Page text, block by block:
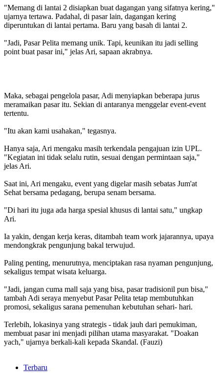
"Memang di lantai 2 disiapkan buat dagangan yang sifatnya kering,"
ujarnya tertawa. Padahal, di pasar lain, dagangan kering
diperuntukan di lantai pertama. Baru yang basah di lantai 2.
"Jadi, Pasar Pelita memang unik. Tapi, keunikan itu jadi selling
point buat pasar ini," jelas Ari, sapaan akrabnya.
Maka, sebagai pengelola pasar, Adi menyiapkan beberapa jurus
meramaikan pasar itu. Sekian di antaranya menggelar event-event
tertentu.
"Itu akan kami usahakan," tegasnya.
Hanya saja, Ari mengaku masih terkendala pengajuan izin UPL.
"Kegiatan ini tidak selalu rutin, sesuai dengan permintaan saja,"
jelas Ari.
Saat ini, Ari mengaku, event yang digelar masih sebatas Jum'at
Sehat bersama pedagang, berupa senam bersama.
"Di hari itu juga ada harga spesial khusus di lantai satu," ungkap
Ari.
Ia yakin, dengan kerja keras, ditambah team work jajarannya, upaya
mendongkrak pengunjung bakal terwujud.
Paling penting, menurutnya, menciptakan rasa nyaman pengunjung,
sekaligus tempat wisata keluarga.
"Jadi, jangan cuma mall saja yang bisa, pasar tradisionil pun bisa,"
tambah Adi seraya menyebut Pasar Pelita tetap membutuhkan
promosi, sekaligus sarana pemenuhan kebutuhan sehari- hari.
Terlebih, lokasinya yang strategis - tidak jauh dari pemukiman,
membuat pasar ini menjadi pilihan utama masyarakat. "Doakan
yach," ujarnya berkali-kali kepada Skandal. (Fauzi)
Terbaru